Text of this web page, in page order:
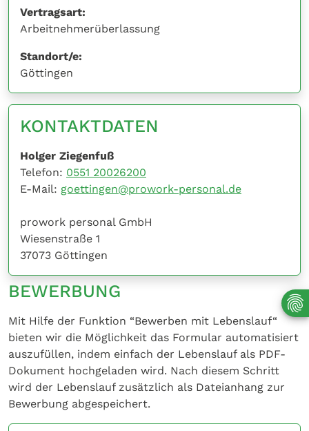
Vertragsart:
Arbeitnehmerüberlassung
Standort/e:
Göttingen
KONTAKTDATEN
Holger Ziegenfuß
Telefon: 0551 20026200
E-Mail: goettingen@prowork-personal.de
prowork personal GmbH
Wiesenstraße 1
37073 Göttingen
BEWERBUNG
Mit Hilfe der Funktion “Bewerben mit Lebenslauf“
bieten wir die Möglichkeit das Formular automatisiert
auszufüllen, indem einfach der Lebenslauf als PDF-
Dokument hochgeladen wird. Nach diesem Schritt
wird der Lebenslauf zusätzlich als Dateianhang zur
Bewerbung abgespeichert.